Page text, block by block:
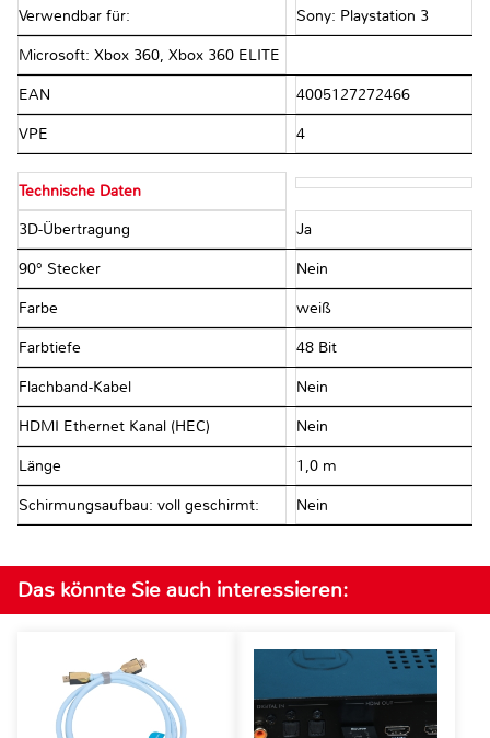
Verwendbar für: Sony: Playstation 3
Microsoft: Xbox 360, Xbox 360 ELITE
EAN 4005127272466
VPE 4
Technische Daten
3D-Übertragung Ja
90° Stecker Nein
Farbe weiß
Farbtiefe 48 Bit
Flachband-Kabel Nein
HDMI Ethernet Kanal (HEC) Nein
Länge 1,0 m
Schirmungsaufbau: voll geschirmt: Nein
Das könnte Sie auch interessieren: